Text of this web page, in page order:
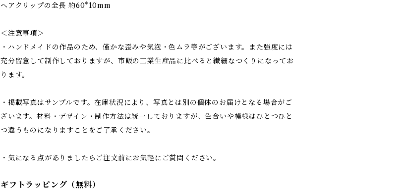
ヘアクリップの全長 約60*10mm
＜注意事項＞
・ハンドメイドの作品のため、僅かな歪みや気泡・色ムラ等がございます。また強度には
充分留意して制作しておりますが、市販の工業生産品に比べると繊細なつくりになってお
ります。
・掲載写真はサンプルです。在庫状況により、写真とは別の個体のお届けとなる場合がご
ざいます。材料・デザイン・制作方法は統一しておりますが、色合いや模様はひとつひと
つ違うものになりますことをご了承ください。
・気になる点がありましたらご注文前にお気軽にご質問ください。
ギフトラッピング（無料）